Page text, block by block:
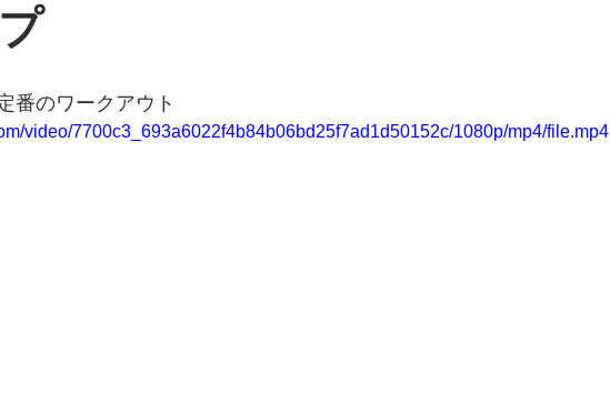
番のワークアウト
video/7700c3_693a6022f4b84b06bd25f7ad1d50152c/1080p/mp4/file.mp4